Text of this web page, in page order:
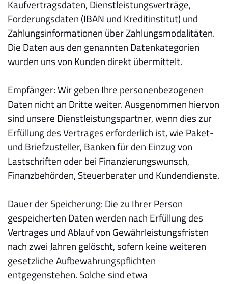
Kaufvertragsdaten, Dienstleistungsverträge,
Forderungsdaten (IBAN und Kreditinstitut) und
Zahlungsinformationen über Zahlungsmodalitäten.
Die Daten aus den genannten Datenkategorien
wurden uns von Kunden direkt übermittelt.
Empfänger: Wir geben Ihre personenbezogenen
Daten nicht an Dritte weiter. Ausgenommen hiervon
sind unsere Dienstleistungspartner, wenn dies zur
Erfüllung des Vertrages erforderlich ist, wie Paket-
und Briefzusteller, Banken für den Einzug von
Lastschriften oder bei Finanzierungswunsch,
Finanzbehörden, Steuerberater und Kundendienste.
Dauer der Speicherung: Die zu Ihrer Person
gespeicherten Daten werden nach Erfüllung des
Vertrages und Ablauf von Gewährleistungsfristen
nach zwei Jahren gelöscht, sofern keine weiteren
gesetzliche Aufbewahrungspflichten
entgegenstehen. Solche sind etwa